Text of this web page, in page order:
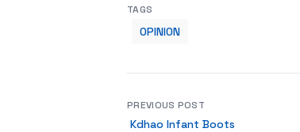
TAGS
OPINION
PREVIOUS POST
Kdhao Infant Boots